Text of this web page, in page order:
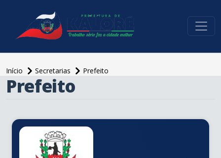
Início Secretarias
Prefeito
conteúdo
principal
Prefeito